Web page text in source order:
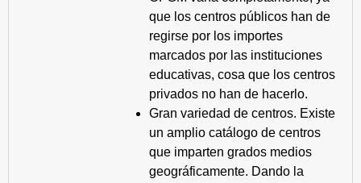
que los centros públicos han de
regirse por los importes
marcados por las instituciones
educativas, cosa que los centros
privados no han de hacerlo.
Gran variedad de centros. Existe
un amplio catálogo de centros
que imparten grados medios
geográficamente. Dando la